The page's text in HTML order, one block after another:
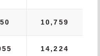
10,759
14,224